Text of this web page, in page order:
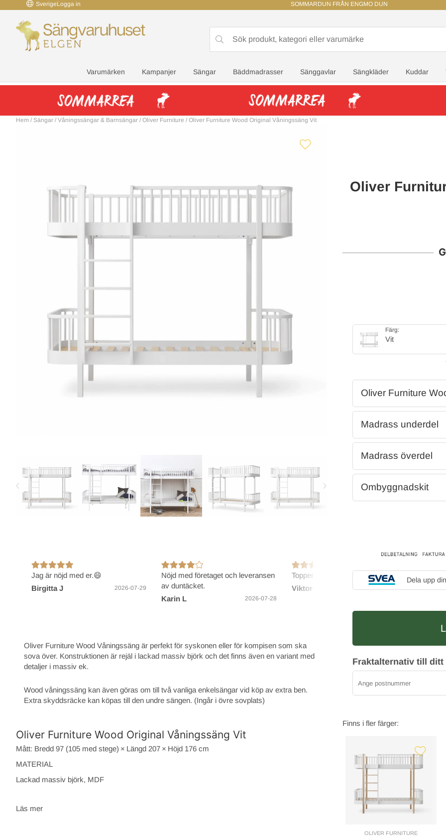
SverigeLogga in SOMMARDUN FRÅN ENGMO DUN
Varumärken Kampanjer Sängar Bäddmadrasser Sänggavlar Sängkläder Kuddar
Hem / Sängar / Våningssängar & Barnsängar / Oliver Furniture / Oliver Furniture Wood Original Våningssäng Vit
Jag är nöjd med er.😄
Birgitta J
2026-07-29
Nöjd med företaget och leveransen
av duntäcket.
Karin L
2026-07-28
Toppenbra Elgen!
Viktoria E
2026-07-27
Bra
Marie-
Oliver Furniture Wood Våningssäng är perfekt för syskonen eller för kompisen som ska
sova över. Konstruktionen är rejäl i lackad massiv björk och det finns även en variant med
detaljer i massiv ek.
Wood våningssäng kan även göras om till två vanliga enkelsängar vid köp av extra ben.
Extra skyddsräcke kan köpas till den undre sängen. (Ingår i övre sovplats)
Oliver Furniture Wood Original Våningssäng Vit
Mått: Bredd 97 (105 med stege) × Längd 207 × Höjd 176 cm
MATERIAL
Lackad massiv björk, MDF
Läs mer
Oliver
Färg:
Vit
Oliver Furniture
Madrass underdel
Madrass överdel
Ombyggnadskit
Dela upp
Fraktalternativ till ditt
Finns i fler färger:
OLIVER FURNITURE